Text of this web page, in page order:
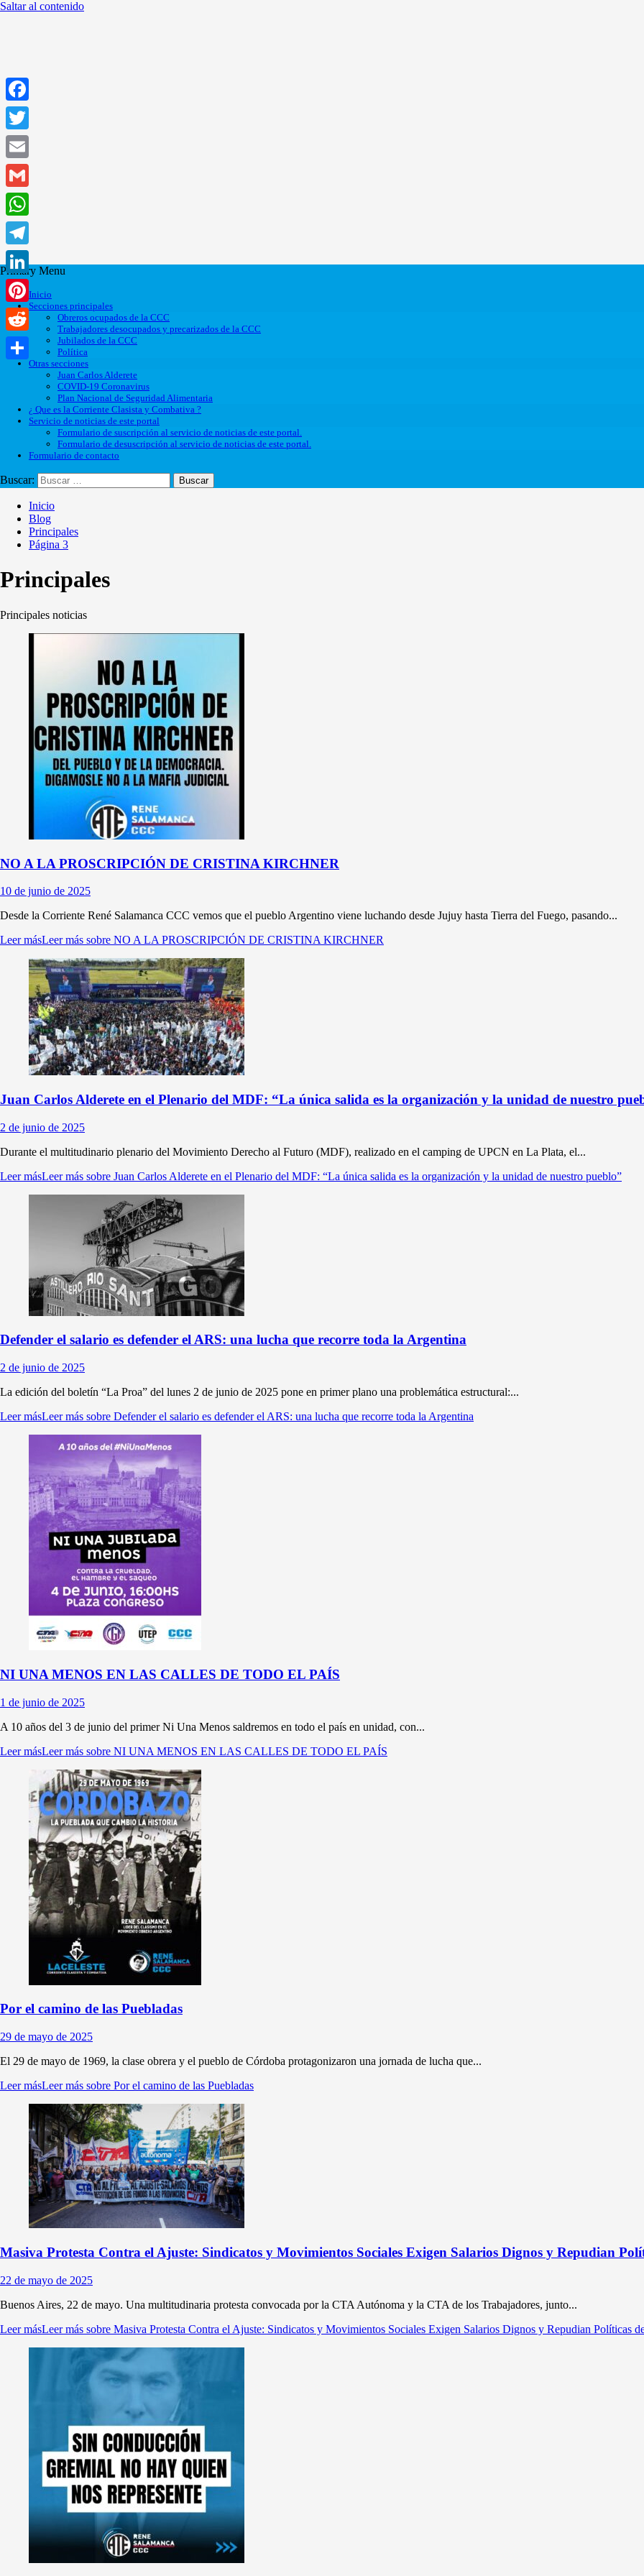
Saltar al contenido
Primary Menu
Inicio
Secciones principales
Obreros ocupados de la CCC
Trabajadores desocupados y precarizados de la CCC
Jubilados de la CCC
Política
Otras secciones
Juan Carlos Alderete
COVID-19 Coronavirus
Plan Nacional de Seguridad Alimentaria
¿ Que es la Corriente Clasista y Combativa ?
Servicio de noticias de este portal
Formulario de suscripción al servicio de noticias de este portal.
Formulario de desuscripción al servicio de noticias de este portal.
Formulario de contacto
Buscar:
Inicio
Blog
Principales
Página 3
Principales
Principales noticias
NO A LA PROSCRIPCIÓN DE CRISTINA KIRCHNER
10 de junio de 2025
Desde la Corriente René Salamanca CCC vemos que el pueblo Argentino viene luchando desde Jujuy hasta Tierra del Fuego, pasando...
Leer másLeer más sobre NO A LA PROSCRIPCIÓN DE CRISTINA KIRCHNER
Juan Carlos Alderete en el Plenario del MDF: “La única salida es la organización y la unidad de nuestro
2 de junio de 2025
Durante el multitudinario plenario del Movimiento Derecho al Futuro (MDF), realizado en el camping de UPCN en La Plata, el...
Leer másLeer más sobre Juan Carlos Alderete en el Plenario del MDF: “La única salida es la organización y la unidad de nuestro pueblo”
Defender el salario es defender el ARS: una lucha que recorre toda la Argentina
2 de junio de 2025
La edición del boletín “La Proa” del lunes 2 de junio de 2025 pone en primer plano una problemática estructural:...
Leer másLeer más sobre Defender el salario es defender el ARS: una lucha que recorre toda la Argentina
NI UNA MENOS EN LAS CALLES DE TODO EL PAÍS
1 de junio de 2025
A 10 años del 3 de junio del primer Ni Una Menos saldremos en todo el país en unidad, con...
Leer másLeer más sobre NI UNA MENOS EN LAS CALLES DE TODO EL PAÍS
Por el camino de las Puebladas
29 de mayo de 2025
El 29 de mayo de 1969, la clase obrera y el pueblo de Córdoba protagonizaron una jornada de lucha que...
Leer másLeer más sobre Por el camino de las Puebladas
Masiva Protesta Contra el Ajuste: Sindicatos y Movimientos Sociales Exigen Salarios Dignos y Repudian
22 de mayo de 2025
Buenos Aires, 22 de mayo. Una multitudinaria protesta convocada por la CTA Autónoma y la CTA de los Trabajadores, junto...
Leer másLeer más sobre Masiva Protesta Contra el Ajuste: Sindicatos y Movimientos Sociales Exigen Salarios Dignos y Repudian Políticas
Facebook
Twitter
Email
Gmail
WhatsApp
Telegram
LinkedIn
Pinterest
Reddit
Compartir